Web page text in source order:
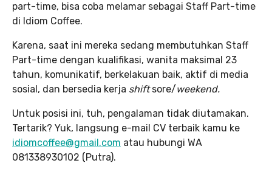
part-time, bisa coba melamar sebagai Staff Part-time
di Idiom Coffee.
Karena, saat ini mereka sedang membutuhkan Staff
Part-time dengan kualifikasi, wanita maksimal 23
tahun, komunikatif, berkelakuan baik, aktif di media
sosial, dan bersedia kerja shiftsore/weekend.
Untuk posisi ini, tuh, pengalaman tidak diutamakan.
Tertarik? Yuk, langsung e-mail CV terbaik kamu ke
idiomcoffee@gmail.com atau hubungi WA
081338930102 (Putra).